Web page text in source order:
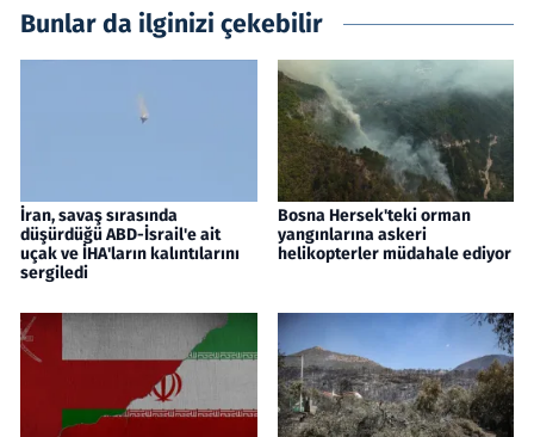
Bunlar da ilginizi çekebilir
İran, savaş sırasında
düşürdüğü ABD-İsrail'e ait
uçak ve İHA'ların kalıntılarını
sergiledi
Bosna Hersek'teki orman
yangınlarına askeri
helikopterler müdahale ediyor